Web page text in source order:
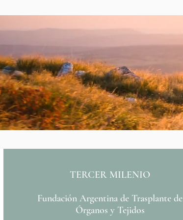
TERCER MILENIO
Fundación Argentina de Trasplante de
Órganos y Tejidos